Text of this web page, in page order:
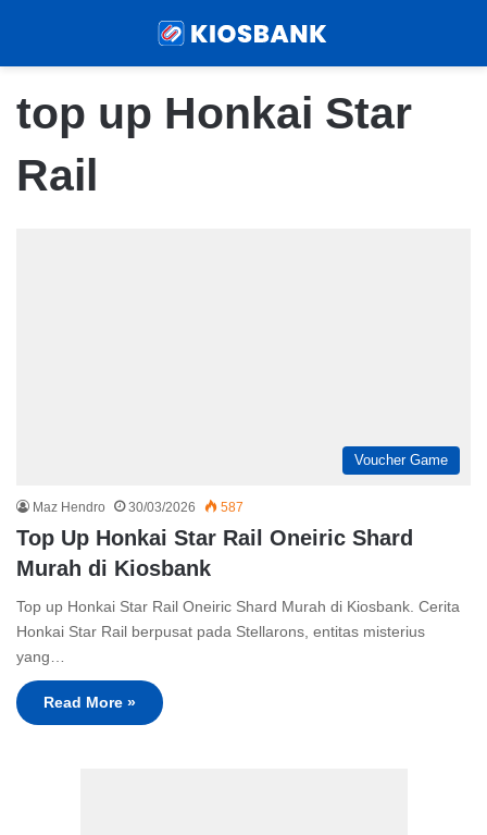
top up Honkai Star
Rail
Voucher Game
Maz Hendro 30/03/2026 587
Top Up Honkai Star Rail Oneiric Shard
Murah di Kiosbank
Top up Honkai Star Rail Oneiric Shard Murah di Kiosbank. Cerita
Honkai Star Rail berpusat pada Stellarons, entitas misterius
yang…
Read More »